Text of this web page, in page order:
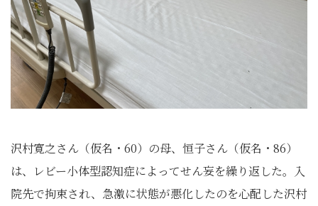
沢村寛之さん（仮名・60）の母、恒子さん（仮名・86）
は、レビー小体型認知症によってせん妄を繰り返した。入
院先で拘束され、急激に状態が悪化したのを心配した沢村